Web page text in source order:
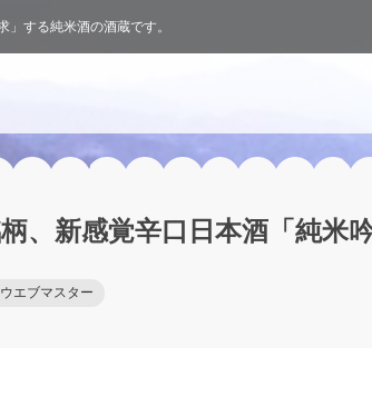
する純米酒の酒蔵です。
、新感覚辛口日本酒「純米
エブマスター